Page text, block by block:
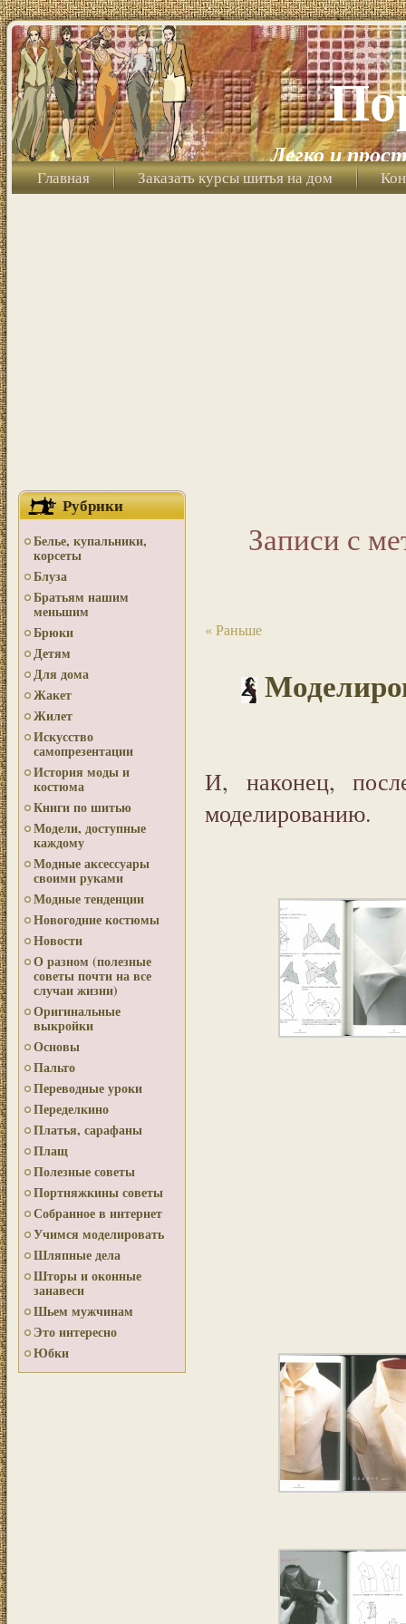
Легко и
Главная Заказать курсы шитья на дом
Рубрики
Белье, купальники,
корсеты
Блуза
Братьям нашим
меньшим
Брюки
Детям
Для дома
Жакет
Жилет
Искусство
самопрезентации
История моды и
костюма
Книги по шитью
Модели, доступные
каждому
Модные аксессуары
своими руками
Модные тенденции
Новогодние костюмы
Новости
О разном (полезные
советы почти на все
случаи жизни)
Оригинальные
выкройки
Основы
Пальто
Переводные уроки
Переделкино
Платья, сарафаны
Плащ
Полезные советы
Портняжкины советы
Собранное в интернет
Учимся моделировать
Шляпные дела
Шторы и оконные
занавеси
Шьем мужчинам
Это интересно
Юбки
Записи с
« Раньше
И, наконец,
моделированию.